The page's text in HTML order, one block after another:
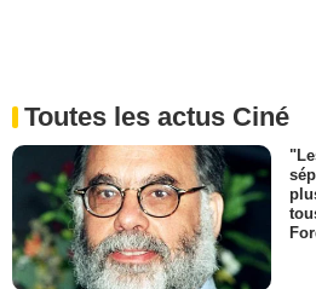
Toutes les actus Ciné